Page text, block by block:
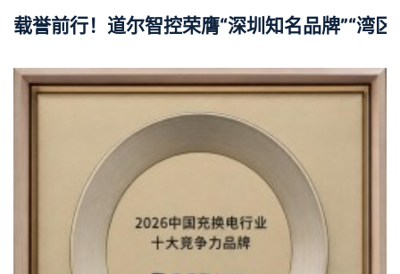
载誉前行！道尔智控荣膺“深圳知名品牌”“湾